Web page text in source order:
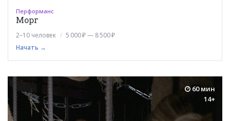
Перформанс
Морг
2–10 человек
5 000 ₽ — 8 500 ₽
Начать →
60 мин
14+